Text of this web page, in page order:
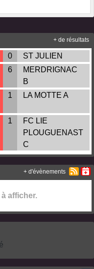
0 ST JULIEN
6
MERDRIGNAC
B
1 LA MOTTE A
1
FC LIE
PLOUGUENAST
C
+ de résultats
afficher.
+ d'évènements